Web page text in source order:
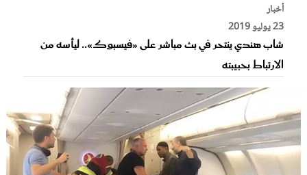
أخبار
23 يوليو 2019
شاب هندي ينتحر في بث مباشر على «فيسبوك».. ليأسه من
الارتباط بحبيبته